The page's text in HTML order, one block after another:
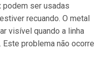
podem ser usadas
recuando. O metal
visível quando a linha
Este problema não ocorre